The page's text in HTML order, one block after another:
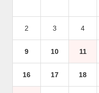
2 3 4
9 10 11
16 17 18